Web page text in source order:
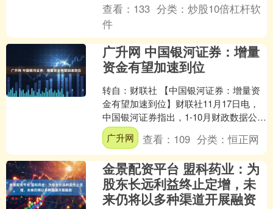
查看： 133 分类：炒股10倍杠杆软
件
广升网 中国银河证券：增量
资金有望加速到位
转自：财联社 【中国银河证券：增量资
金有望加速到位】财联社11月17日电，
中国银河证券指出，1-10月财政数据公
布，整体来看，在上半年财政积极靠前
发力的背景下，....
广升网 查看： 109 分类：恒正网
金景配资平台 盟科药业：为
股东长远利益终止定增，未
来仍将以多种渠道开展融资